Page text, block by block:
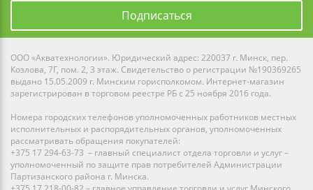
Подписаться
ООО «Акватехнологии». Юридический адрес: 220037 г. Минск, пер.
Козлова, 7Г, пом. 2, 3 этаж. Свидетельство о регистрации №190369265
выдано 15.05.2009 г. Минским горисполкомом. Интернет-магазин
зарегистрирован в торговом реестре РБ с 25 ноября 2016 года.
Номера городских телефонов уполномоченных работников местных
исполнительных и распорядительных органов, уполномоченных
рассматривать обращения покупателей:
+375 17 294-63-73 – главный специалист отдела торговли и услуг –
уполномоченный по защите прав потребителей Администрации
Партизанского района г. Минска.